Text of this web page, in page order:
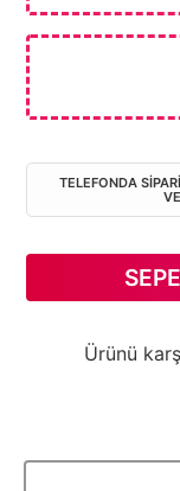
TELEFONDA
Ürünü